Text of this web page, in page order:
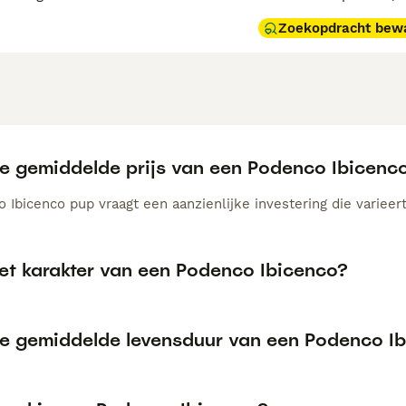
Zoekopdracht
gemiddelde prijs van een Podenco
Ibicenco pup vraagt een aanzienlijke investering die
karakter van een Podenco Ibicenco?
gemiddelde levensduur van een Podenco